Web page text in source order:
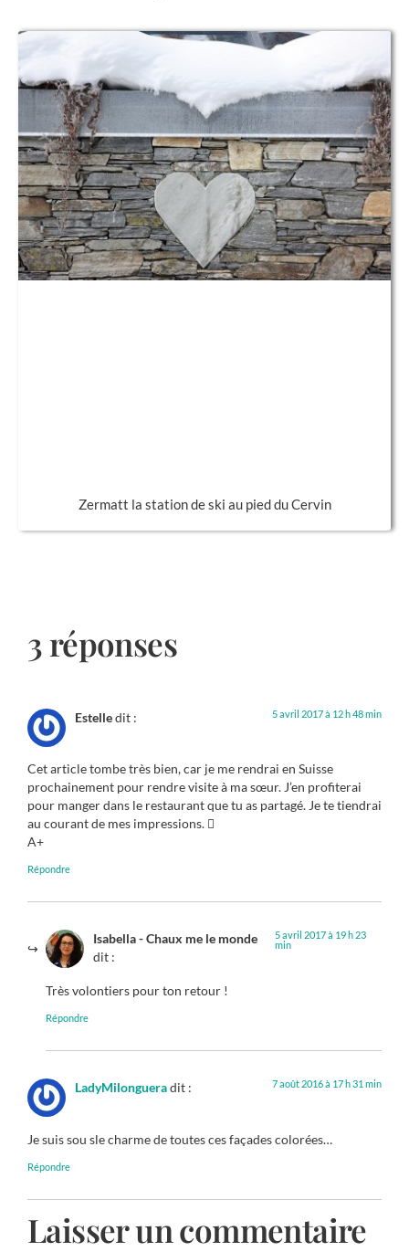
Zermatt la station de ski au pied du Cervin
3 réponses
Estelledit : 5 avril 2017 à 12 h 48 min
Cet article tombe très bien, car je me rendrai en Suisse
prochainement pour rendre visite à ma sœur. J’en profiterai
pour manger dans le restaurant que tu as partagé. Je te tiendrai
au courant de mes impressions. 
A+
Répondre
Isabella - Chaux me le monde
dit :
5 avril 2017 à 19 h 23
min
Très volontiers pour ton retour !
Répondre
LadyMilongueradit : 7 août 2016 à 17 h 31 min
Je suis sou sle charme de toutes ces façades colorées…
Répondre
Laisser un commentaire